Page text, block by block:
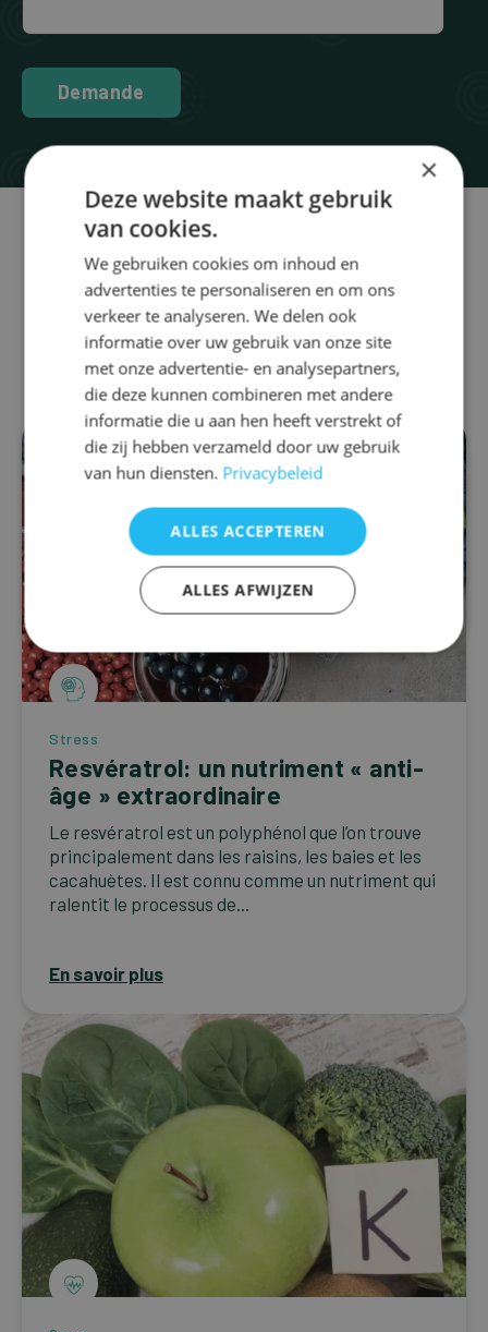
Demande
Aussi intéressant
pour vous
Stress
Resvératrol: un nutriment « anti-
âge » extraordinaire
Le resvératrol est un polyphénol que l’on trouve
principalement dans les raisins, les baies et les
cacahuètes. Il est connu comme un nutriment qui
ralentit le processus de...
En savoir plus
×
Deze website maakt gebruik
van cookies.
We gebruiken cookies om inhoud en
advertenties te personaliseren en om ons
verkeer te analyseren. We delen ook
informatie over uw gebruik van onze site
met onze advertentie- en analysepartners,
die deze kunnen combineren met andere
informatie die u aan hen heeft verstrekt of
die zij hebben verzameld door uw gebruik
van hun diensten. Privacybeleid
ALLES ACCEPTEREN
ALLES AFWIJZEN